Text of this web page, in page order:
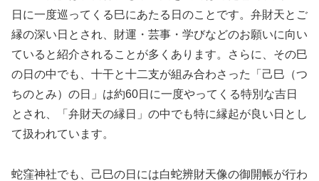
日に一度巡ってくる巳にあたる日のことです。弁財天とご
縁の深い日とされ、財運・芸事・学びなどのお願いに向い
ていると紹介されることが多くあります。さらに、その巳
の日の中でも、十干と十二支が組み合わさった「己巳（つ
ちのとみ）の日」は約60日に一度やってくる特別な吉日
とされ、「弁財天の縁日」の中でも特に縁起が良い日とし
て扱われています。
蛇窪神社でも、己巳の日には白蛇辨財天像の御開帳が行わ